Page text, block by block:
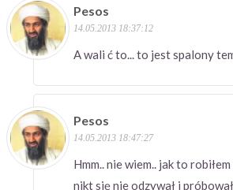
Pesos
14.05.2013 18:37:12
A wali ć to... to jest spalony
Pesos
14.05.2013 18:47:27
Hmm.. nie wiem.. jak to
nikt się nie odzywał i